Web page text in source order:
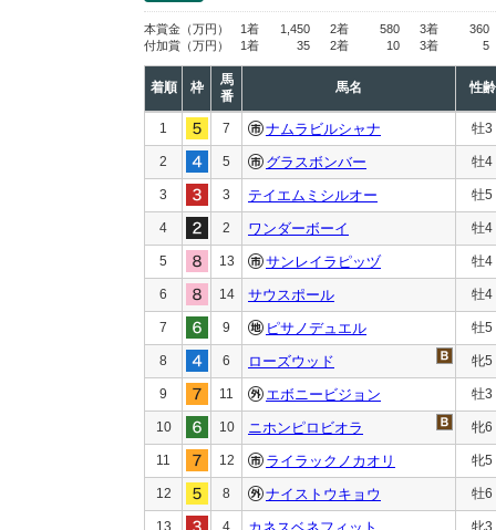
本賞金 （万円） 1着 1,450 2着 580 3着
360
付加賞 （万円） 1着 35 2着 10 3着 5
着順 枠
馬
番
馬名 性齢
1 7 ナムラビルシャナ 牡3
2 5 グラスボンバー 牡4
3 3 テイエムミシルオー 牡5
4 2 ワンダーボーイ 牡4
5 13 サンレイラピッヅ 牡4
6 14 サウスポール 牡4
7 9 ピサノデュエル 牡5
8 6 ローズウッド 牝5
9 11 エボニービジョン 牡3
10 10 ニホンピロビオラ 牝6
11 12 ライラックノカオリ 牝5
12 8 ナイストウキョウ 牡6
13 4 牝3